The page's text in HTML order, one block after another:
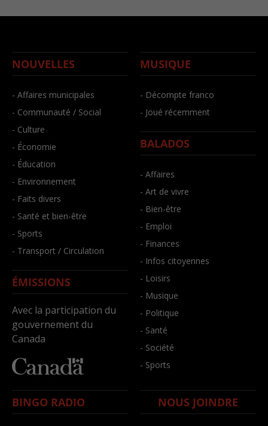
NOUVELLES
- Affaires municipales
- Communauté / Social
- Culture
- Économie
- Éducation
- Environnement
- Faits divers
- Santé et bien-être
- Sports
- Transport / Circulation
ÉMISSIONS
Avec la participation du
gouvernement du
Canada
MUSIQUE
- Décompte franco
- Joué récemment
BALADOS
- Affaires
- Art de vivre
- Bien-être
- Emploi
- Finances
- Infos citoyennes
- Loisirs
- Musique
- Politique
- Santé
- Société
- Sports
BINGO RADIO NOUS JOINDRE